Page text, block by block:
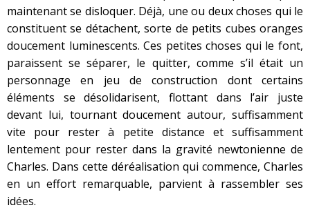
maintenant se disloquer. Déjà, une ou deux choses qui le
constituent se détachent, sorte de petits cubes oranges
doucement luminescents. Ces petites choses qui le font,
paraissent se séparer, le quitter, comme s’il était un
personnage en jeu de construction dont certains
éléments se désolidarisent, flottant dans l’air juste
devant lui, tournant doucement autour, suffisamment
vite pour rester à petite distance et suffisamment
lentement pour rester dans la gravité newtonienne de
Charles. Dans cette déréalisation qui commence, Charles
en un effort remarquable, parvient à rassembler ses
idées.